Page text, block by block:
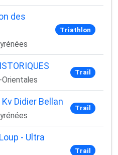
des
Triathlon
Trail
Didier Bellan
Trail
- Ultra
Trail